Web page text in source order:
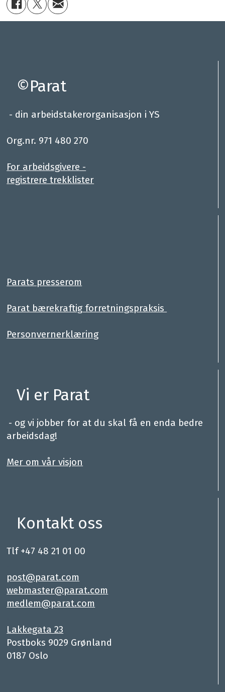
©Parat
- din arbeidstakerorganisasjon i YS
Org.nr. 971 480 270
For arbeidsgivere -
registrere trekklister
Parats presserom
Parat bærekraftig forretningspraksis
Personvernerklæring
Vi er Parat
- og vi jobber for at du skal få en enda bedre
arbeidsdag!
Mer om vår visjon
Kontakt oss
Tlf +47 48 21 01 00
post@parat.com
webmaster@parat.com
medlem@parat.com
Lakkegata 23
Postboks 9029 Grønland
0187 Oslo